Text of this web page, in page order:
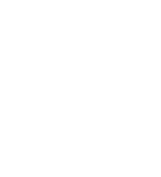
VĂN TÌNH CẢM ƠN